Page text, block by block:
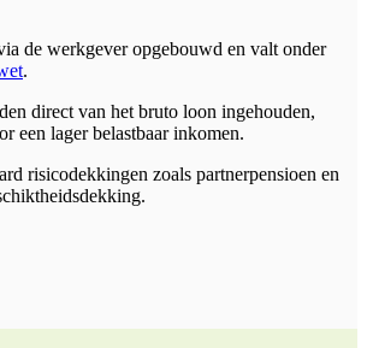
de werkgever opgebouwd en valt onder
.
direct van het bruto loon ingehouden,
een lager belastbaar inkomen.
risicodekkingen zoals partnerpensioen en